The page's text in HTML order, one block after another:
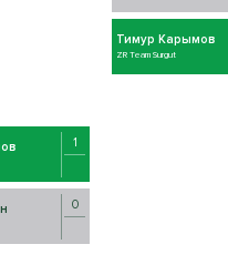
1
0
Тимур Карымов
ZR Team Surgut